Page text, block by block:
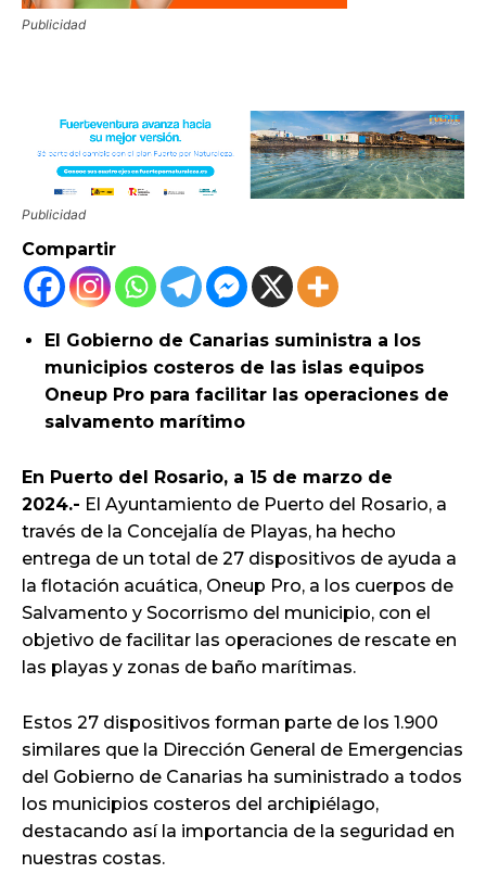
Publicidad
Publicidad
Compartir
El Gobierno de Canarias suministra a los
municipios costeros de las islas equipos
Oneup Pro para facilitar las operaciones de
salvamento marítimo
En Puerto del Rosario, a 15 de marzo de
2024.- El Ayuntamiento de Puerto del Rosario, a
través de la Concejalía de Playas, ha hecho
entrega de un total de 27 dispositivos de ayuda a
la flotación acuática, Oneup Pro, a los cuerpos de
Salvamento y Socorrismo del municipio, con el
objetivo de facilitar las operaciones de rescate en
las playas y zonas de baño marítimas.
Estos 27 dispositivos forman parte de los 1.900
similares que la Dirección General de Emergencias
del Gobierno de Canarias ha suministrado a todos
los municipios costeros del archipiélago,
destacando así la importancia de la seguridad en
nuestras costas.